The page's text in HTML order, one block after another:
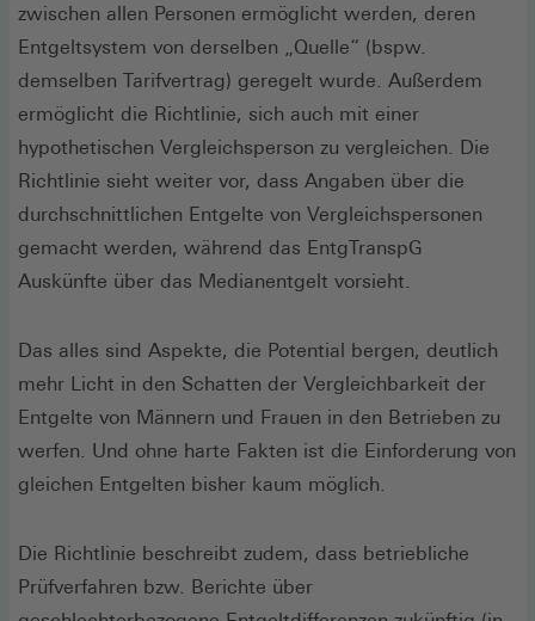
zwischen allen Personen ermöglicht werden, deren
Entgeltsystem von derselben „Quelle“ (bspw.
demselben Tarifvertrag) geregelt wurde. Außerdem
ermöglicht die Richtlinie, sich auch mit einer
hypothetischen Vergleichsperson zu vergleichen. Die
Richtlinie sieht weiter vor, dass Angaben über die
durchschnittlichen Entgelte von Vergleichspersonen
gemacht werden, während das EntgTranspG
Auskünfte über das Medianentgelt vorsieht.
Das alles sind Aspekte, die Potential bergen, deutlich
mehr Licht in den Schatten der Vergleichbarkeit der
Entgelte von Männern und Frauen in den Betrieben zu
werfen. Und ohne harte Fakten ist die Einforderung von
gleichen Entgelten bisher kaum möglich.
Die Richtlinie beschreibt zudem, dass betriebliche
Prüfverfahren bzw. Berichte über